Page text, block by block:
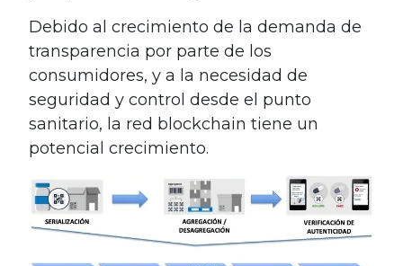
Debido al crecimiento de la demanda de
transparencia por parte de los
consumidores, y a la necesidad de
seguridad y control desde el punto
sanitario, la red blockchain tiene un
potencial crecimiento.